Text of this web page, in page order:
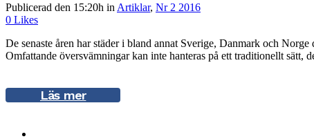
Publicerad den 15:20h in Artiklar, Nr 2 2016
0 Likes
De senaste åren har städer i bland annat Sverige, Danmark och
Omfattande översvämningar kan inte hanteras på ett traditionellt sätt,
Läs mer